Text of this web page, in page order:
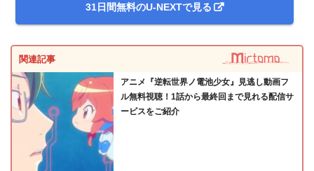
31日間無料のU-NEXTで見る
関連記事
アニメ『逆転世界ノ電池少女』見逃し動画フ
ル無料視聴！1話から最終回まで見れる配信サ
ービスをご紹介